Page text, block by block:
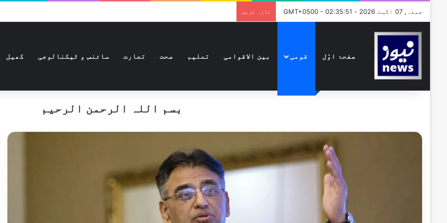
جمعہ, 07 اگست 2026 - GMT+0500 - 02:35:51 تازہ ترین
صفحۂ اوّل قومی بین الاقوامی تعلیم صحت تجارت سائنس و ٹیکنالوجی کھیل
بسم اللہ الرحمن الرحیم